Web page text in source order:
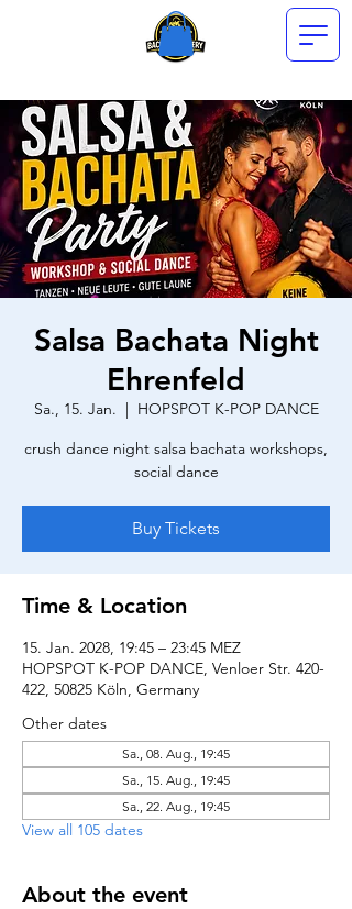
Salsa Bachata Night
Ehrenfeld
Sa., 15. Jan.
  |
HOPSPOT K-POP DANCE
crush dance night salsa bachata workshops,
social dance
Buy Tickets
Time & Location
15. Jan. 2028, 19:45 – 23:45 MEZ
HOPSPOT K-POP DANCE, Venloer Str. 420-
422, 50825 Köln, Germany
Other dates
Sa., 08. Aug., 19:45
Sa., 15. Aug., 19:45
Sa., 22. Aug., 19:45
View all 105 dates
About the event